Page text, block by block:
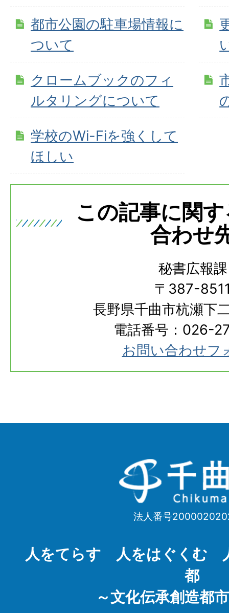
都市公園の駐車場情報に
ついて
クロームブックのフィ
ルタリングについて
学校のWi-Fiを強くして
ほしい
この記事に関
合わせ
秘書広報課
〒387-
長野県千曲市杭瀬下
電話番号：026-
お問い合わせフ
千
曲
Chikuma
法人番号
人をてらす 人をはぐくむ
都
～文化伝承創造都